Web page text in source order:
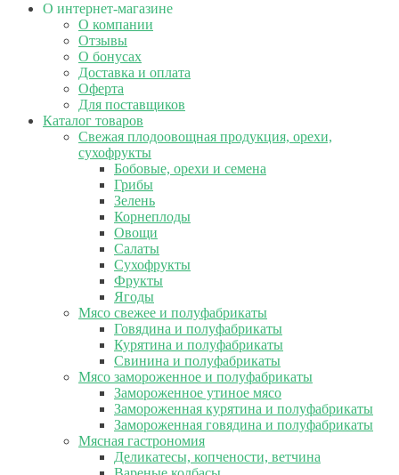
О интернет-магазине
О компании
Отзывы
О бонусах
Доставка и оплата
Оферта
Для поставщиков
Каталог товаров
Свежая плодоовощная продукция, орехи,
сухофрукты
Бобовые, орехи и семена
Грибы
Зелень
Корнеплоды
Овощи
Салаты
Сухофрукты
Фрукты
Ягоды
Мясо свежее и полуфабрикаты
Говядина и полуфабрикаты
Курятина и полуфабрикаты
Свинина и полуфабрикаты
Мясо замороженное и полуфабрикаты
Замороженное утиное мясо
Замороженная курятина и полуфабрикаты
Замороженная говядина и полуфабрикаты
Мясная гастрономия
Деликатесы, копчености, ветчина